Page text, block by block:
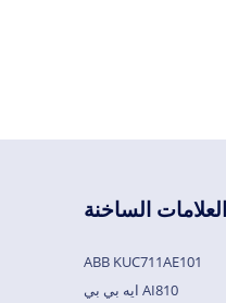
العلامات الساخنة
ABB KUC711AE101
ايه بي بي AI810